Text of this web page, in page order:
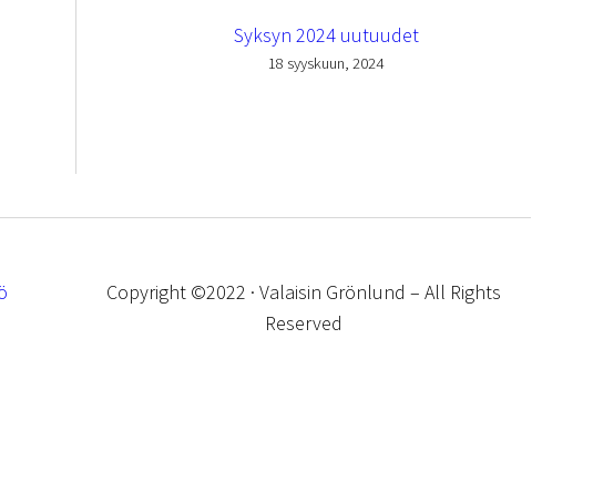
Syksyn 2024 uutuudet
18 syyskuun, 2024
Copyright ©2022 · Valaisin Grönlund – All Rights
Reserved